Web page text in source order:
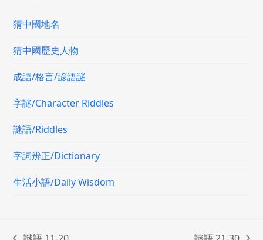
猜中國地名
猜中國歷史人物
成語/格言/諺語謎
字謎/Character Riddles
謎語/Riddles
字詞辨正/Dictionary
生活小語/Daily Wisdom